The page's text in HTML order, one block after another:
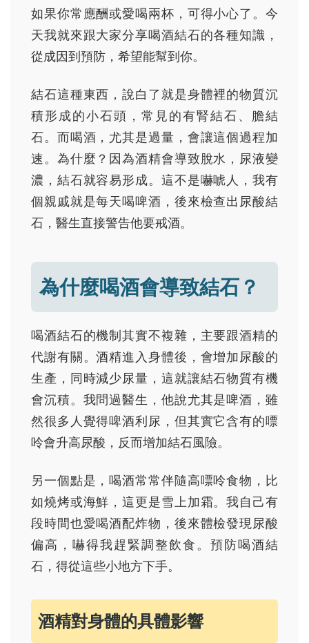
如果你常應酬或愛喝兩杯，可得小心了。今
天我就來跟大家分享喝酒結石的各種知識，
從成因到預防，希望能幫到你。
結石這種東西，說白了就是身體裡的物質沉
積形成的小石頭，常見的有腎結石、膽結
石。而喝酒，尤其是過量，會讓這個過程加
速。為什麼？因為酒精會導致脫水，尿液變
濃，結石就容易形成。這不是嚇唬人，我有
個親戚就是每天喝啤酒，後來檢查出尿酸結
石，醫生直接警告他要戒酒。
為什麼喝酒會導致結石？
喝酒結石的機制其實不複雜，主要跟酒精的
代謝有關。酒精進入身體後，會增加尿酸的
生產，同時減少尿量，這就讓結石物質有機
會沉積。我問過醫生，他說尤其是啤酒，雖
然很多人覺得啤酒利尿，但其實它含有的嘌
呤會升高尿酸，反而增加結石風險。
另一個點是，喝酒常常伴隨高嘌呤食物，比
如燒烤或海鮮，這更是雪上加霜。我自己有
段時間也愛喝酒配炸物，後來體檢發現尿酸
偏高，嚇得我趕緊調整飲食。預防喝酒結
石，得從這些小地方下手。
酒精對身體的具體影響